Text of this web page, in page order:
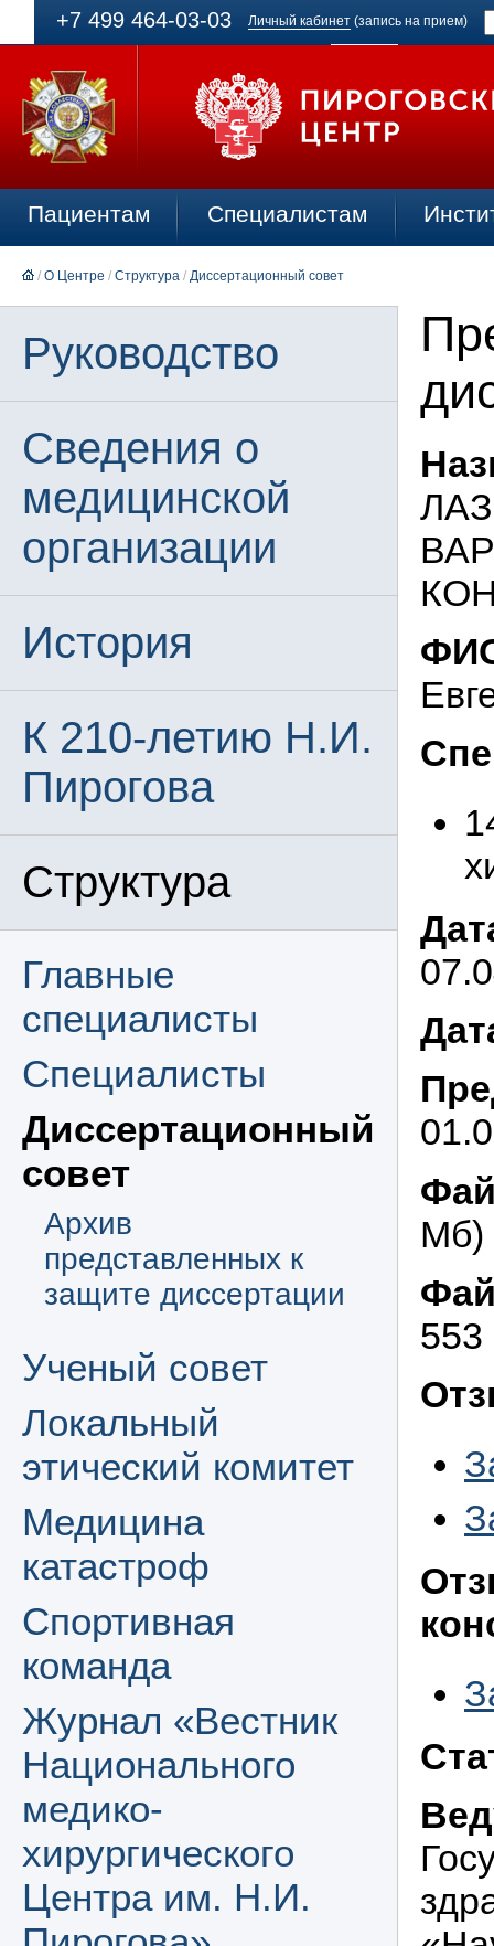
+7 499 464-03-03 Личный кабинет(запись на прием)
Пациентам Специалистам
/ О Центре / Структура / Диссертационный совет
Руководство
Сведения о
медицинской
организации
История
К 210-летию Н.И.
Пирогова
Структура
Главные
специалисты
Специалисты
Диссертационный
совет
Архив
представленных к
защите диссертации
Ученый совет
Локальный
этический комитет
Медицина
катастроф
Спортивная
команда
Журнал «Вестник
Национального
медико-
хирургического
Центра им. Н.И.
Мб)
553